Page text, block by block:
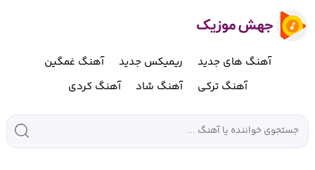
آهنگ های جدید ریمیکس جدید
آهنگ غمگین
آهنگ ترکی
آهنگ شاد آهنگ کردی